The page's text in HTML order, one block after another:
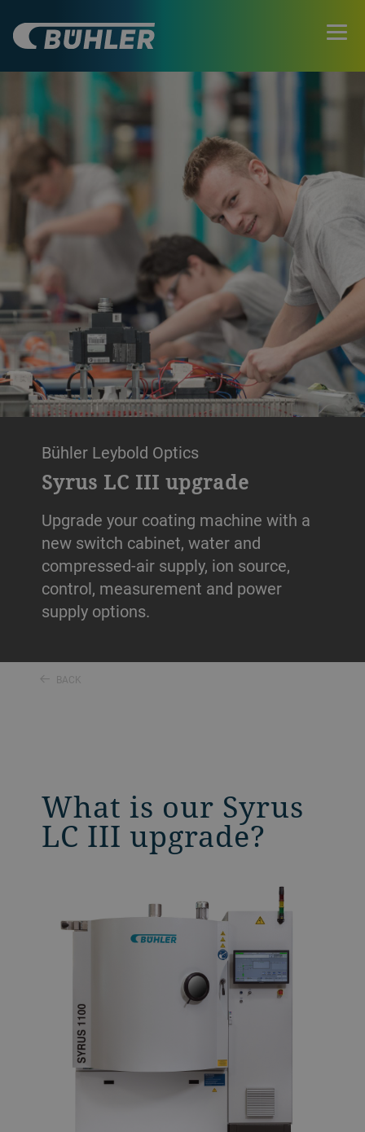
Bühler Leybold Optics
Syrus LC III upgrade
Upgrade your coating machine with a
new switch cabinet, water and
compressed-air supply, ion source,
control, measurement and power
supply options.
BACK
What is our Syrus
LC III upgrade?